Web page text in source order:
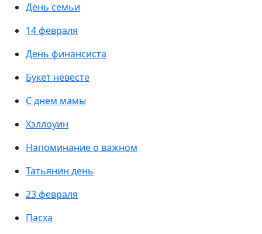
День семьи
14 февраля
День финансиста
Букет невесте
С днем мамы
Хэллоуин
Напоминание о важном
Татьянин день
23 февраля
Пасха